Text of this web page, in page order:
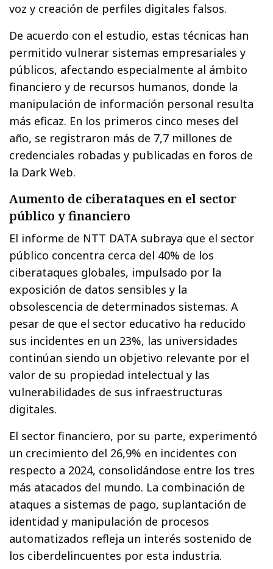
voz y creación de perfiles digitales falsos.
De acuerdo con el estudio, estas técnicas han
permitido vulnerar sistemas empresariales y
públicos, afectando especialmente al ámbito
financiero y de recursos humanos, donde la
manipulación de información personal resulta
más eficaz. En los primeros cinco meses del
año, se registraron más de 7,7 millones de
credenciales robadas y publicadas en foros de
la Dark Web.
Aumento de ciberataques en el sector
público y financiero
El informe de NTT DATA subraya que el sector
público concentra cerca del 40% de los
ciberataques globales, impulsado por la
exposición de datos sensibles y la
obsolescencia de determinados sistemas. A
pesar de que el sector educativo ha reducido
sus incidentes en un 23%, las universidades
continúan siendo un objetivo relevante por el
valor de su propiedad intelectual y las
vulnerabilidades de sus infraestructuras
digitales.
El sector financiero, por su parte, experimentó
un crecimiento del 26,9% en incidentes con
respecto a 2024, consolidándose entre los tres
más atacados del mundo. La combinación de
ataques a sistemas de pago, suplantación de
identidad y manipulación de procesos
automatizados refleja un interés sostenido de
los ciberdelincuentes por esta industria.